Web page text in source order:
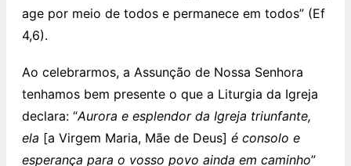
age por meio de todos e permanece em todos” (Ef
4,6).
Ao celebrarmos, a Assunção de Nossa Senhora
tenhamos bem presente o que a Liturgia da Igreja
declara: “Aurora e esplendor da Igreja triunfante,
ela [a Virgem Maria, Mãe de Deus] é consolo e
esperança para o vosso povo ainda em caminho”